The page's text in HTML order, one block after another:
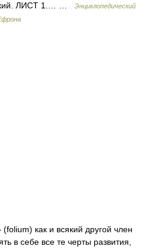
ЛИСТ 1.… …
Энциклопедический
как и всякий другой член
в себе все те черты развития,